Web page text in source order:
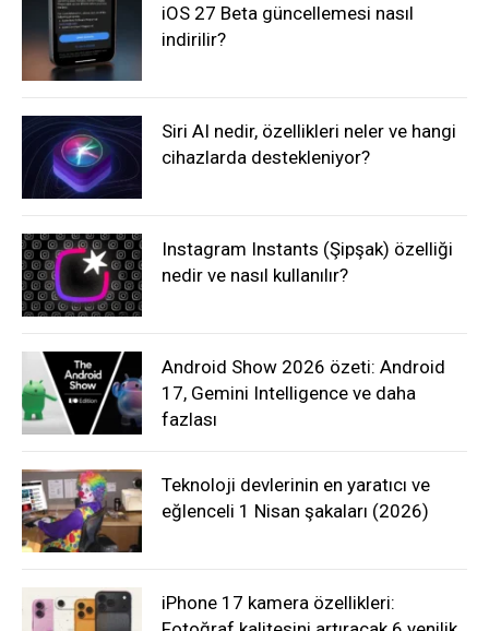
iOS 27 Beta güncellemesi nasıl
indirilir?
Siri AI nedir, özellikleri neler ve hangi
cihazlarda destekleniyor?
Instagram Instants (Şipşak) özelliği
nedir ve nasıl kullanılır?
Android Show 2026 özeti: Android
17, Gemini Intelligence ve daha
fazlası
Teknoloji devlerinin en yaratıcı ve
eğlenceli 1 Nisan şakaları (2026)
iPhone 17 kamera özellikleri: